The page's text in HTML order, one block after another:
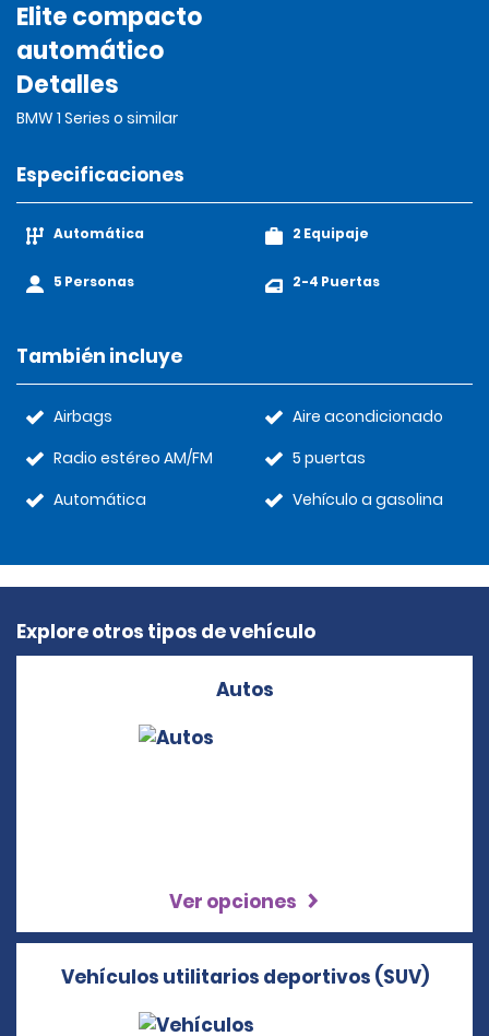
Elite compacto
automático
Detalles
BMW 1 Series o similar
Especificaciones
Automática
5 Personas
2 Equipaje
2-4 Puertas
También incluye
Airbags
Radio estéreo AM/FM
Automática
Aire acondicionado
5 puertas
Vehículo a gasolina
Explore otros tipos de vehículo
Autos
Ver opciones
Vehículos utilitarios deportivos (SUV)